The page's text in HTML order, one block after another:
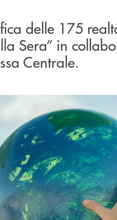
delle 175
Sera” in
Centrale.